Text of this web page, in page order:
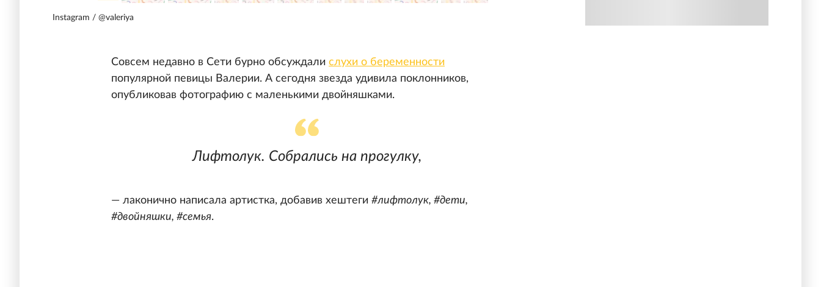
Instagram / @valeriya
Совсем недавно в Сети бурно обсуждали слухи о беременности
популярной певицы Валерии. А сегодня звезда удивила поклонников,
опубликовав фотографию с маленькими двойняшками.
Лифтолук. Собрались на прогулку,
— лаконично написала артистка, добавив хештеги #лифтолук, #дети,
#двойняшки, #семья.